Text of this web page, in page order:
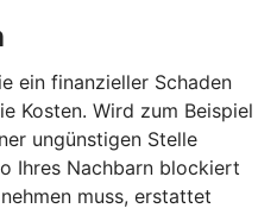
ein finanzieller Schaden
Kosten. Wird zum Beispiel
ungünstigen Stelle
Ihres Nachbarn blockiert
muss, erstattet